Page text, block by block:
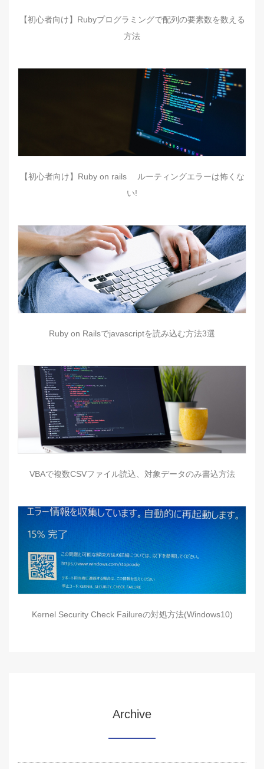
【初心者向け】Rubyプログラミングで配列の要素数を数える
方法
【初心者向け】Ruby on rails ルーティングエラーは怖くな
い!
Ruby on Railsでjavascriptを読み込む方法3選
VBAで複数CSVファイル読込、対象データのみ書込方法
Kernel Security Check Failureの対処方法(Windows10)
Archive